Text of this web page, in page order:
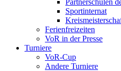
Partnerschulen
Sportinternat
Ferienfreizeiten
VoR in der Presse
Turniere
VoR-Cup
Andere Turniere